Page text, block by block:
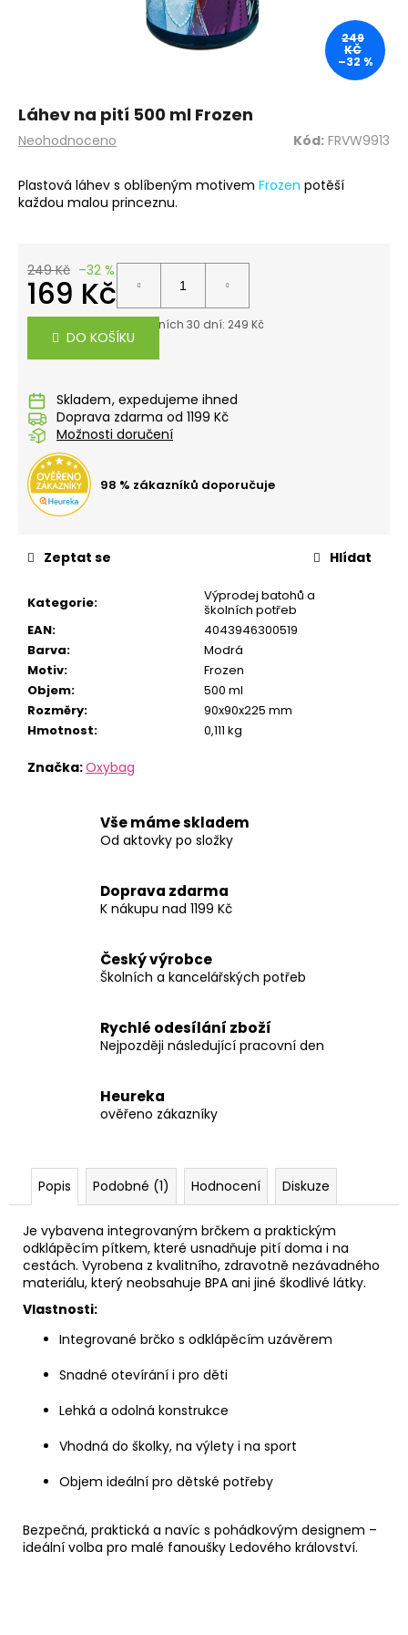
Průměrné
je
0,0
hvězdiček.
Neohodnoceno
Láhev na pití 500 ml Frozen
Kód: FRVW9913
Plastová láhev s oblíbeným motivem Frozen potěší
každou malou princeznu.
249 Kč –32 %
169 Kč
Měrná
cena: DO KOŠÍKU
Nejnižší cena za posledních 30 dní: 249 Kč
Skladem
Doprava zdarma od 1199 Kč
Možnosti doručení
98 % zákazníků doporučuje
Kategorie:
Výprodej batohů a
školních potřeb
EAN:
4043946300519
Barva:
Modrá
Motiv:
Frozen
Objem:
500 ml
Rozměry:
90x90x225 mm
Hmotnost: 0,111 kg
Značka:Oxybag
Zeptat se Hlídat
249
KČ
–32 %
Vše máme skladem
Od aktovky po složky
Doprava zdarma
K nákupu nad 1199 Kč
Český výrobce
Školních a kancelářských potřeb
Rychlé odesílání zboží
Nejpozději následující pracovní den
Heureka
ověřeno zákazníky
Popis Podobné (1) Hodnocení Diskuze
Je vybavena integrovaným brčkem a praktickým
odklápěcím pítkem, které usnadňuje pití doma i na
cestách. Vyrobena z kvalitního, zdravotně nezávadného
materiálu, který neobsahuje BPA ani jiné škodlivé látky.
Vlastnosti:
Integrované brčko s odklápěcím uzávěrem
Snadné otevírání i pro děti
Lehká a odolná konstrukce
Vhodná do školky, na výlety i na sport
Objem ideální pro dětské potřeby
Bezpečná, praktická a navíc s pohádkovým designem –
ideální volba pro malé fanoušky Ledového království.
?
HLEDAT
D
o
u
č
u
e
m
STUDENTSKÝ
OXY
SCOOLER
DOTS
PINK
449
Kč